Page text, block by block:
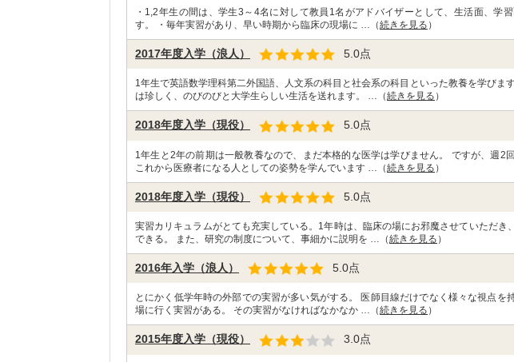
・1,2年生の間は、学生3～4名に対して教員1名がアドバイザーとして、生活面、学
す。 ・毎年実習があり、早い時期から臨床の現場に …（続きを見る ）
2017年度入学（浪人） 5.0点
1年生で英語数学理科第二外国語、人文系の科目と社会系の科目といった教養を学びま
は珍しく、のびのびと大学生らしい生活を送れます。 …（続きを見る ）
2018年度入学（現役） 5.0点
1年生と2年の前期は一般教養なので、まだ本格的な医学は学びません。 ですが、週2
これから医療者になる人としての姿勢を学んでいます …（続きを見る ）
2018年度入学（現役） 5.0点
実習カリキュラムがとても充実している。1年時は、臨床の場にお邪魔させていただき
できる。 また、研究の制度について、事細かに説明を …（続きを見る ）
2016年入学（浪人） 5.0点
とにかく低学年時の外部での実習が多い気がする。 医師目線だけでなく様々な視点を
場に行く実習がある。 その実習がなければなかなか …（続きを見る ）
2015年度入学（現役） 3.0点